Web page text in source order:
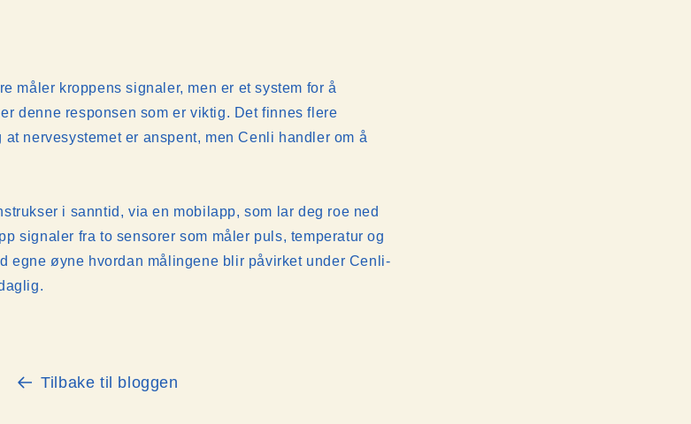
måler kroppens signaler, men er et system for å
denne responsen som er viktig. Det finnes flere
nervesystemet er anspent, men Cenli handler om å
i sanntid, via en mobilapp, som lar deg roe ned
signaler fra to sensorer som måler puls, temperatur og
egne øyne hvordan målingene blir påvirket under Cenli-
Tilbake til bloggen